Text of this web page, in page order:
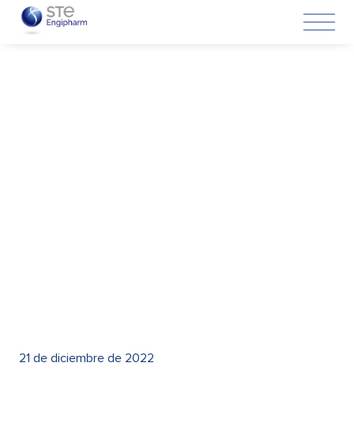
21 de diciembre de 2022